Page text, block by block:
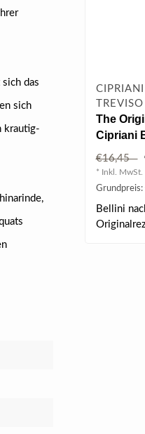
das
sich
krautig-
TREVISO
The
Cipriani
0.75 l
€16,45
* Inkl. MwSt.
Bellini